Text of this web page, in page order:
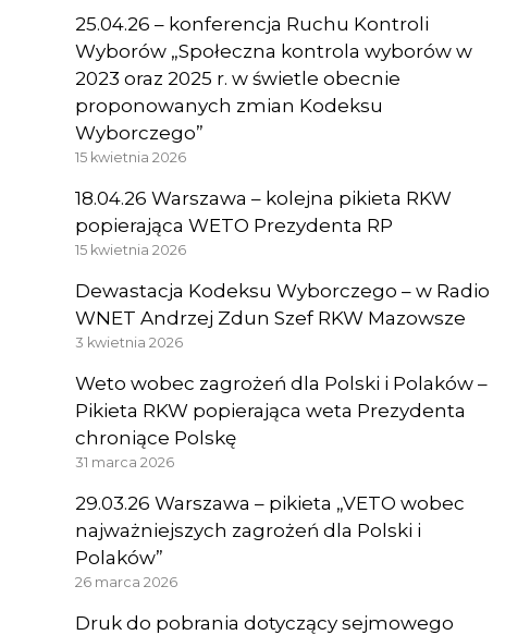
25.04.26 – konferencja Ruchu Kontroli
Wyborów „Społeczna kontrola wyborów w
2023 oraz 2025 r. w świetle obecnie
proponowanych zmian Kodeksu
Wyborczego”
15 kwietnia 2026
18.04.26 Warszawa – kolejna pikieta RKW
popierająca WETO Prezydenta RP
15 kwietnia 2026
Dewastacja Kodeksu Wyborczego – w Radio
WNET Andrzej Zdun Szef RKW Mazowsze
3 kwietnia 2026
Weto wobec zagrożeń dla Polski i Polaków –
Pikieta RKW popierająca weta Prezydenta
chroniące Polskę
31 marca 2026
29.03.26 Warszawa – pikieta „VETO wobec
najważniejszych zagrożeń dla Polski i
Polaków”
26 marca 2026
Druk do pobrania dotyczący sejmowego